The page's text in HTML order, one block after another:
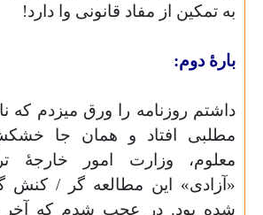
به تمکین از مفاد قانونی وا دارد!
بارهٔ دوم:
داشتم روزنامه را ورق میزدم که
مطلبی افتاد و همان جا
معلوم، وزارت امور خارجهٔ
«آزادی» این مطالعه گر /
شده بود. در عجب شدم که